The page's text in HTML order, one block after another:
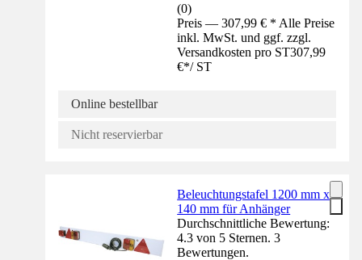
(0)
Preis — 307,99 € * Alle Preise
inkl. MwSt. und ggf. zzgl.
Versandkosten pro ST307,99
€*/ ST
Online bestellbar
Nicht reservierbar
Beleuchtungstafel 1200 mm x
140 mm für Anhänger
Durchschnittliche Bewertung:
4.3 von 5 Sternen. 3
Bewertungen.